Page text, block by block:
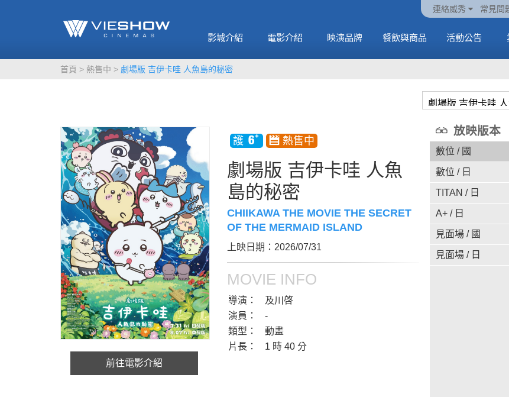
連絡威秀 常見問
影城介紹 電影介紹
MORE MORE
火熱預售中《橡樹街
末日》
MORE
映演品牌 餐飲與商品
MORE MORE
🥤威秀獨家電影套餐
🥤全台熱賣中
MORE
活動公告
首頁 熱售中 劇場版 吉伊卡哇 人魚島的秘密
前往電影介紹
劇場版 吉伊卡哇 人魚
島的秘密
CHIIKAWA THE MOVIE THE SECRET
OF THE MERMAID ISLAND
上映日期：2026/07/31
MOVIE INFO
導演：
及川啓
演員：
-
類型：
動畫
片長：
1 時 40 分
放映版本
數位 / 國
數位 / 日
TITAN / 日
A+ / 日
見面場 / 國
見面場 / 日